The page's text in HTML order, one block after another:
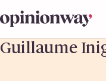
Guillaume